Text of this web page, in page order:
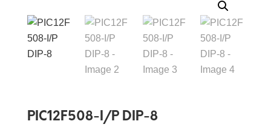
PIC12F508-I/P DIP-8